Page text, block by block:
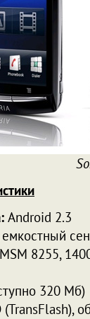
Android 2.3
8255,
320 Мб)
(TransFlash),